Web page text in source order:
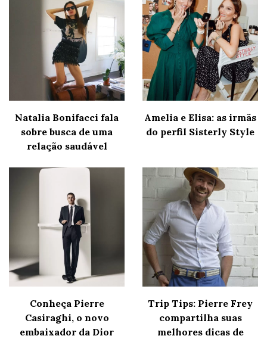
Natalia Bonifacci fala
sobre busca de uma
relação saudável
Amelia e Elisa: as irmãs
do perfil Sisterly Style
Conheça Pierre
Casiraghi, o novo
embaixador da Dior
Trip Tips: Pierre Frey
compartilha suas
melhores dicas de